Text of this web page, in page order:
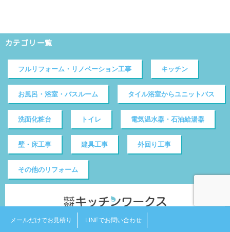
カテゴリ一覧
フルリフォーム・リノベーション工事 キッチン
お風呂・浴室・バスルーム タイル浴室からユニットバス
洗面化粧台 トイレ 電気温水器・石油給湯器
壁・床工事 建具工事 外回り工事
その他のリフォーム
本社
メールだけでお見積り LINEでお問い合わせ